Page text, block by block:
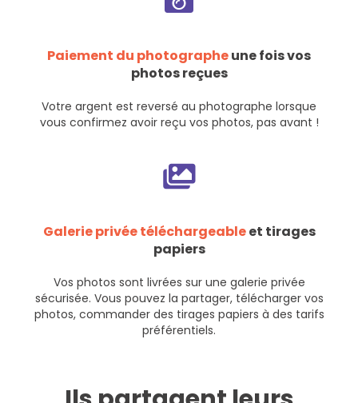
Paiement du photographeune fois vos
photos reçues
Votre argent est reversé au photographe lorsque
vous confirmez avoir reçu vos photos, pas avant !
Galerie privée téléchargeableet tirages
papiers
Vos photos sont livrées sur une galerie privée
sécurisée. Vous pouvez la partager, télécharger vos
photos, commander des tirages papiers à des tarifs
préférentiels.